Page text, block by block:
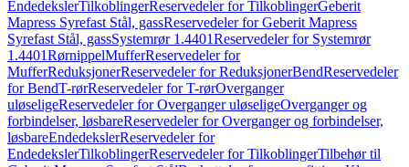
EndedekslerTilkoblingerReservedeler for TilkoblingerGeberit
Mapress Syrefast Stål, gassReservedeler for Geberit Mapress
Syrefast Stål, gassSystemrør 1.4401Reservedeler for Systemrør
1.4401RørnippelMufferReservedeler for
MufferReduksjonerReservedeler for ReduksjonerBendReservedeler
for BendT-rørReservedeler for T-rørOverganger
uløseligeReservedeler for Overganger uløseligeOverganger og
forbindelser, løsbareReservedeler for Overganger og forbindelser,
løsbareEndedekslerReservedeler for
EndedekslerTilkoblingerReservedeler for TilkoblingerTilbehør til